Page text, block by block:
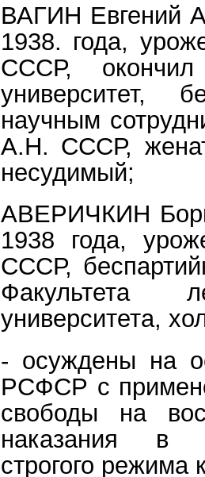
ВАГИН Евгений
1938. года,
СССР, окончил
университет,
научным
А.Н. СССР,
несудимый;
АВЕРИЧКИН
1938 года,
СССР,
Факультета
университета,
- осуждены на
РСФСР с
свободы на
наказания в
строгого режима